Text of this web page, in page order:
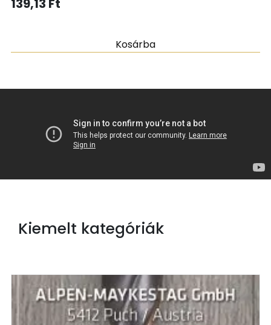
139,13 Ft
Kosárba
Kiemelt kategóriák